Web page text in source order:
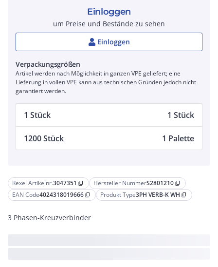
Rexel Artikelnr.3047351 content_copy Hersteller NummerS2801210 content_copy
EAN Code4024318019666 content_copy Produkt Type3PH VERB-K WH content_copy
3 Phasen-Kreuzverbinder
Einloggen
um Preise und Bestände zu sehen
Einloggen
Verpackungsgrößen
Artikel werden nach Möglichkeit in ganzen VPE geliefert; eine
Lieferung in vollen VPE kann aus technischen Gründen jedoch nicht
garantiert werden.
1 Stück 1 Stück
1200 Stück 1 Palette